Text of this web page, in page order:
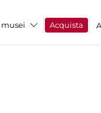
Acquista